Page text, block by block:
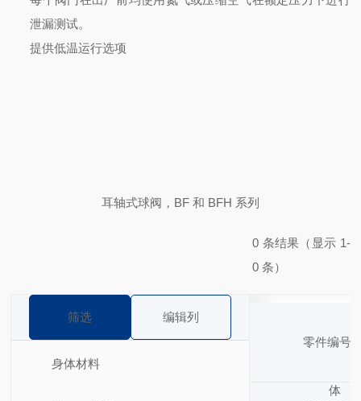
泄漏测试。
提供低温运行选项
耳轴式球阀，BF 和 BFH 系列
0 条结果（显示 1-
0 条）
筛选 编辑列
身体材料
体
零件编号